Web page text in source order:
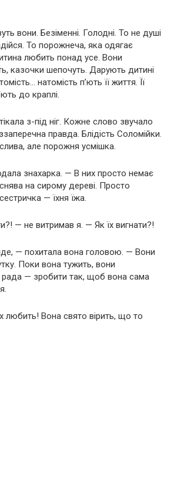
вони. Безіменні. Голодні. То не душі
То порожнеча, яка одягає
любить понад усе. Вони
казочки шепочуть. Дарують дитині
натомість п’ють її життя. Її
до краплі.
з-під ніг. Кожне слово звучало
правда. Блідість Соломійки.
але порожня усмішка.
знахарка. — В них просто немає
на сирому дереві. Просто
— їхня їжа.
— не витримав я. — Як їх вигнати?!
— похитала вона головою. — Вони
Поки вона тужить, вони
рада — зробити так, щоб вона сама
любить! Вона свято вірить, що то